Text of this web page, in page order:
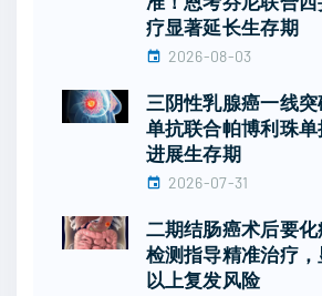
疗显著延长生存期
2026-08-03
三阴性乳腺癌一线
单抗联合帕博利珠
进展生存期
2026-07-31
二期结肠癌术后要
检测指导精准治疗
以上复发风险